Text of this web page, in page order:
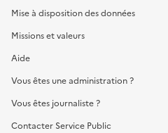
Mise à disposition des données
Missions et valeurs
Aide
Vous êtes une administration ?
Vous êtes journaliste ?
Contacter Service Public